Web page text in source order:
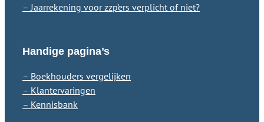
– Jaarrekening voor zzp’ers verplicht of niet?
Handige pagina’s
– Boekhouders vergelijken
– Klantervaringen
– Kennisbank